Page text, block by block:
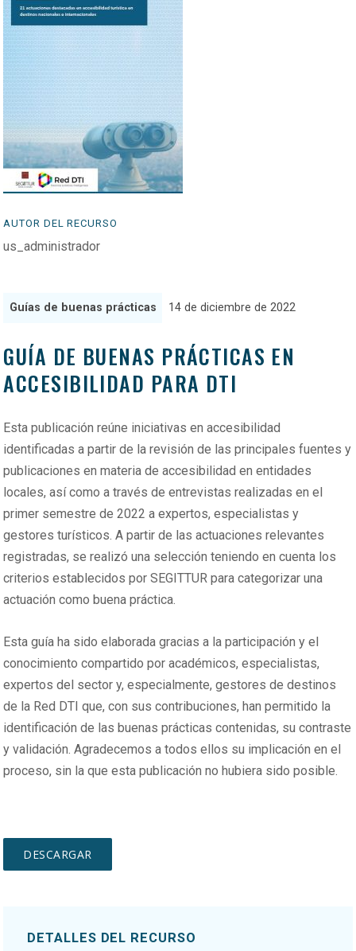
AUTOR DEL RECURSO
us_administrador
Guías de buenas prácticas 14 de diciembre de 2022
GUÍA DE BUENAS PRÁCTICAS EN
ACCESIBILIDAD PARA DTI
Esta publicación reúne iniciativas en accesibilidad
identificadas a partir de la revisión de las principales fuentes y
publicaciones en materia de accesibilidad en entidades
locales, así como a través de entrevistas realizadas en el
primer semestre de 2022 a expertos, especialistas y
gestores turísticos. A partir de las actuaciones relevantes
registradas, se realizó una selección teniendo en cuenta los
criterios establecidos por SEGITTUR para categorizar una
actuación como buena práctica.
Esta guía ha sido elaborada gracias a la participación y el
conocimiento compartido por académicos, especialistas,
expertos del sector y, especialmente, gestores de destinos
de la Red DTI que, con sus contribuciones, han permitido la
identificación de las buenas prácticas contenidas, su contraste
y validación. Agradecemos a todos ellos su implicación en el
proceso, sin la que esta publicación no hubiera sido posible.
DETALLES DEL RECURSO